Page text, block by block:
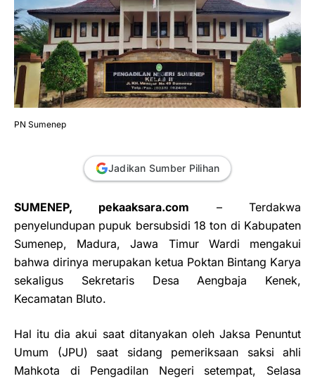
PN Sumenep
Jadikan Sumber Pilihan
SUMENEP, pekaaksara.com – Terdakwa
penyelundupan pupuk bersubsidi 18 ton di Kabupaten
Sumenep, Madura, Jawa Timur Wardi mengakui
bahwa dirinya merupakan ketua Poktan Bintang Karya
sekaligus Sekretaris Desa Aengbaja Kenek,
Kecamatan Bluto.
Hal itu dia akui saat ditanyakan oleh Jaksa Penuntut
Umum (JPU) saat sidang pemeriksaan saksi ahli
Mahkota di Pengadilan Negeri setempat, Selasa